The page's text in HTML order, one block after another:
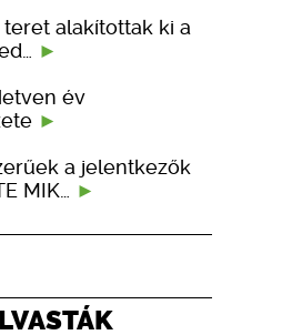
alakítottak ki a
év
a jelentkezők
MIK…